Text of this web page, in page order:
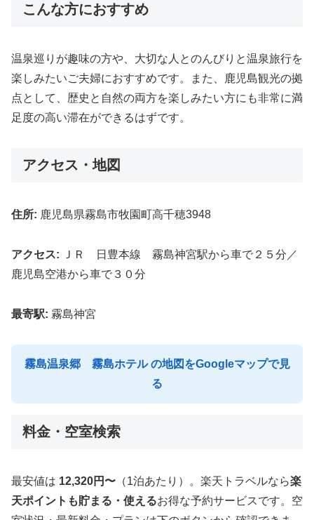
こんな方におすすめ
温泉巡りが趣味の方や、大切な人とのんびりと温泉旅行を
楽しみたいご夫婦におすすめです。また、鹿児島観光の拠
点として、歴史と自然の両方を楽しみたい方にも非常に満
足度の高い滞在ができるはずです。
アクセス・地図
住所: 鹿児島県霧島市牧園町高千穂3948
アクセス: ＪＲ 日豊本線 霧島神宮駅から車で２５分／
鹿児島空港から車で３０分
最寄駅: 霧島神宮
霧島温泉郷 霧島ホテル の地図をGoogleマップで見
る
料金・空室検索
最安値は 12,320円〜 （1泊あたり）。楽天トラベルなら楽
天ポイントも貯まる・使えるお得な予約サービスです。空